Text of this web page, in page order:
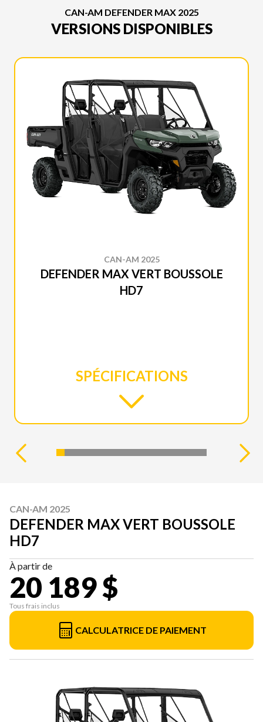
CAN-AM DEFENDER MAX 2025
VERSIONS DISPONIBLES
CAN-AM 2025
DEFENDER MAX VERT BOUSSOLE
HD7
SPÉCIFICATIONS
CAN-AM 2025
DEFENDER MAX VERT BOUSSOLE
HD7
À partir de
20 189 $
Tous frais inclus
CALCULATRICE DE PAIEMENT